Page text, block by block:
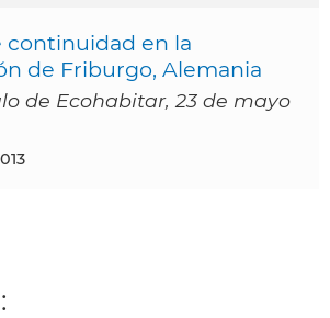
continuidad en la
de Friburgo, Alemania
de Ecohabitar, 23 de mayo